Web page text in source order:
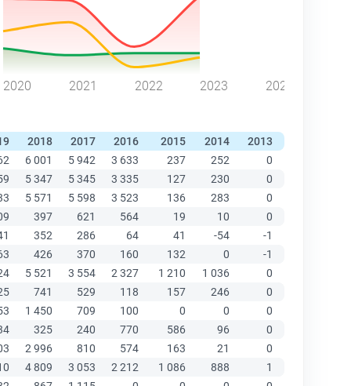
2020 2021 2022 2023 2024
2018 2017 2016 2015 2014 2013